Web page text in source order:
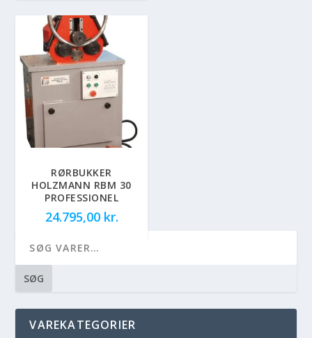
RØRBUKKER
HOLZMANN RBM 30
PROFESSIONEL
24.795,00 kr.
SØG
VAREKATEGORIER